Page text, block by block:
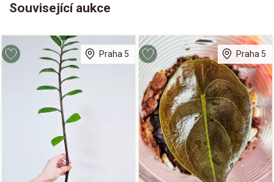
Související aukce
Praha 5 Praha 5